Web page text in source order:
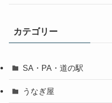
カテゴリー
SA・PA・道の駅
うなぎ屋